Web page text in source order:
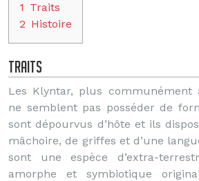
1 Traits
2 Histoire
Traits
Les Klyntar, plus communément
ne semblent pas posséder de
sont dépourvus d’hôte et ils
mâchoire, de griffes et d’une
sont une espèce d’extra-
amorphe et symbiotique